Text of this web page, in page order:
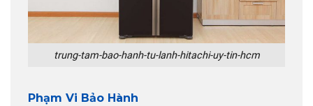
trung-tam-bao-hanh-tu-lanh-hitachi-uy-tin-hcm
Phạm Vi Bảo Hành